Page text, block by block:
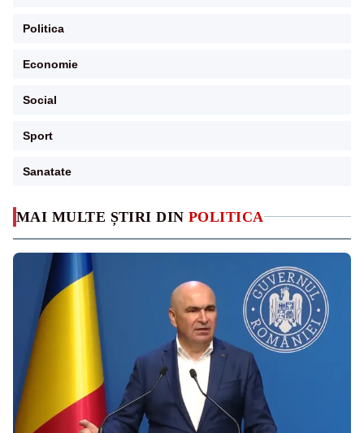
MAI MULTE ȘTIRI DIN POLITICA
Politica
Economie
Social
Sport
Sanatate